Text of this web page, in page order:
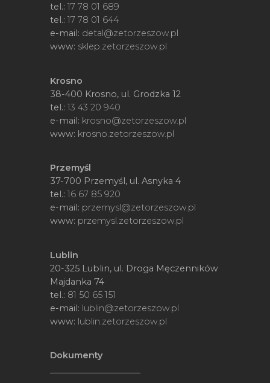
tel.:17 78 01 689
tel.:17 78 01 644
e-mail: detal@zetorzeszow.pl
www: sklep.zetorzeszow.pl
Krosno
38-400 Krosno, ul. Grodzka 12
tel.:13 43 20 940
e-mail: krosno@zetorzeszow.pl
www: krosno.zetorzeszow.pl
Przemyśl
37-700 Przemyśl, ul. Asnyka 4
tel.:16 67 85 920
e-mail: przemysl@zetorzeszow.pl
www: przemysl.zetorzeszow.pl
Lublin
20-325 Lublin, ul. Droga Męczenników
Majdanka 74
tel.: 81 50 65 151
e-mail: lublin@zetorzeszow.pl
www: lublin.zetorzeszow.pl
Dokumenty